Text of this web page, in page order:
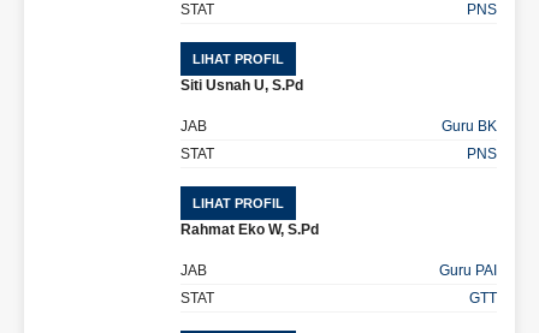
STAT
PNS
LIHAT PROFIL
Siti Usnah U, S.Pd
JAB
Guru BK
STAT
PNS
LIHAT PROFIL
Rahmat Eko W, S.Pd
JAB
Guru PAI
STAT
GTT